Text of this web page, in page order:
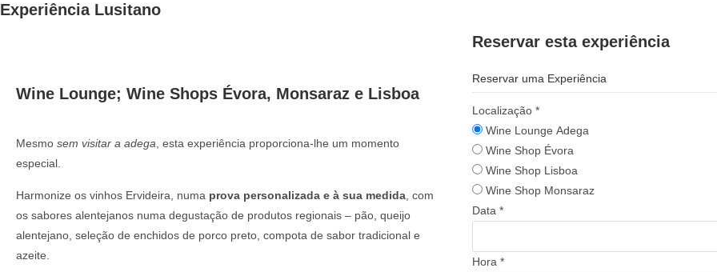
Experiência Lusitano
Wine Lounge; Wine Shops Évora, Monsaraz e Lisboa
Mesmo sem visitar a adega , esta experiência proporciona-lhe um momento
especial.
Harmonize os vinhos Ervideira, numa prova personalizada e à sua medida , com
os sabores alentejanos numa degustação de produtos regionais – pão, queijo
alentejano, seleção de enchidos de porco preto, compota de sabor tradicional e
azeite.
Reservar esta experiência
Reservar uma Experiência
Localização *
Wine Lounge Adega
Wine Shop Évora
Wine Shop Lisboa
Wine Shop Monsaraz
Data *
Hora *